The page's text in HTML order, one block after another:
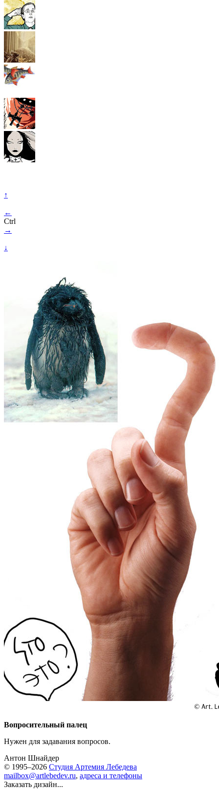
↑
←
Ctrl
→
↓
Вопросительный палец
Нужен для задавания вопросов.
Антон Шнайдер
© 1995–2026 Студия Артемия Лебедева
mailbox@artlebedev.ru, адреса и телефоны
Заказать дизайн...